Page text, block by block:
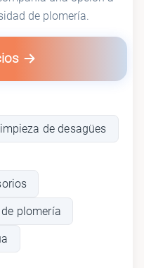
de plomería.
de desagües
plomería